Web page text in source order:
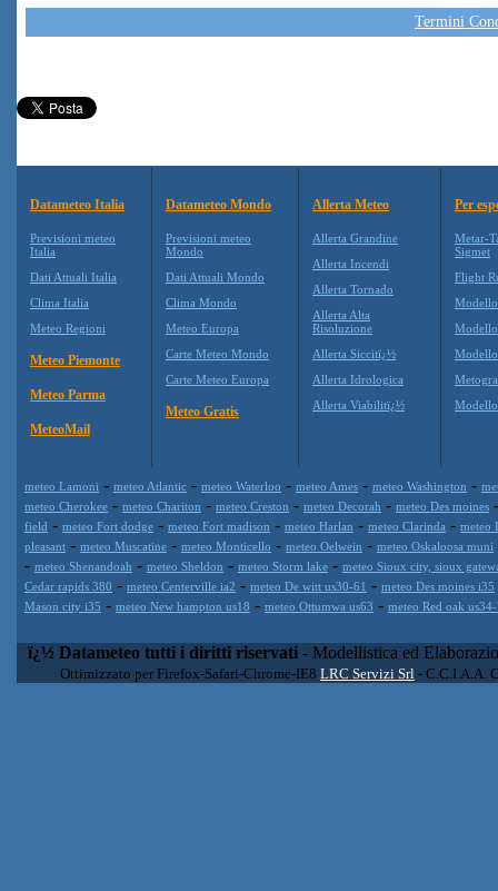
Termini
Datameteo Italia
Previsioni meteo
Italia
Dati Attuali Italia
Clima Italia
Meteo Regioni
Meteo Piemonte
Meteo Parma
MeteoMail
Datameteo Mondo
Previsioni meteo
Mondo
Dati Attuali Mondo
Clima Mondo
Meteo Europa
Carte Meteo Mondo
Carte Meteo Europa
Meteo Gratis
Allerta Meteo
Allerta Grandine
Allerta Incendi
Allerta Tornado
Allerta Alta
Risoluzione
Allerta Siccitï¿½
Allerta Idrologica
Allerta Viabilitï¿½
Per
Metar-
Sigmet
Flight
Modello
meteo Lamoni - meteo Atlantic - meteo Waterloo - meteo Ames - meteo Washington -
meteo Cherokee - meteo Chariton - meteo Creston - meteo Decorah - meteo Des moines
field - meteo Fort dodge - meteo Fort madison - meteo Harlan - meteo Clarinda - meteo
pleasant - meteo Muscatine - meteo Monticello - meteo Oelwein - meteo Oskaloosa muni
- meteo Shenandoah - meteo Sheldon - meteo Storm lake - meteo Sioux city, sioux
Cedar rapids 380 - meteo Centerville ia2 - meteo De witt us30-61 - meteo Des moines i35
Mason city i35 - meteo New hampton us18 - meteo Ottumwa us63 - meteo Red oak
ï¿½ Datameteo tutti i diritti riservati - Modellistica ed
Ottimizzato per Firefox-Safari-Chrome-IE8 LRC Servizi Srl - C.C.I.A.A.